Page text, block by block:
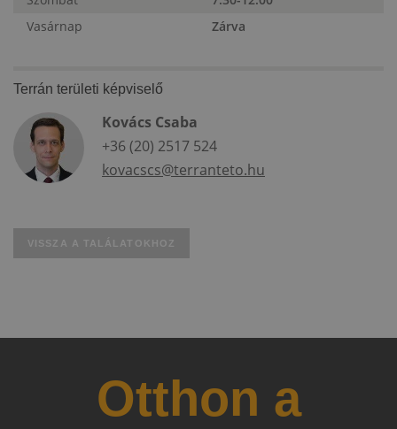
Vasárnap
Zárva
Terrán területi képviselő
Kovács Csaba
+36 (20) 2517 524
kovacscs@terranteto.hu
VISSZA A TALÁLATOKHOZ
Otthon a